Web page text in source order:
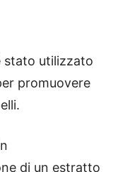
stato utilizzato
promuovere
di un estratto